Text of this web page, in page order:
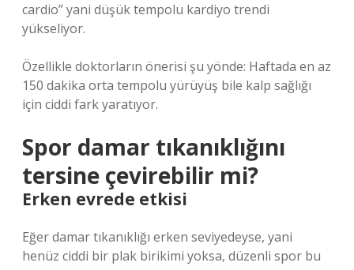
cardio” yani düşük tempolu kardiyo trendi
yükseliyor.
Özellikle doktorların önerisi şu yönde: Haftada en az
150 dakika orta tempolu yürüyüş bile kalp sağlığı
için ciddi fark yaratıyor.
Spor damar tıkanıklığını
tersine çevirebilir mi?
Erken evrede etkisi
Eğer damar tıkanıklığı erken seviyedeyse, yani
henüz ciddi bir plak birikimi yoksa, düzenli spor bu